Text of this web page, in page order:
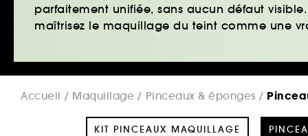
parfaitement unifiée, sans aucun défaut
maîtrisez le maquillage du teint comme une
Accueil Maquillage Pinceaux & éponges
KIT PINCEAUX MAQUILLAGE